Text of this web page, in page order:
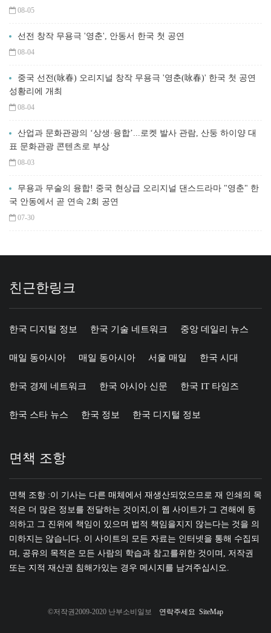
08-05
선전 창작 무용극 '영춘', 안동서 한국 첫 공연
08-04
중국 선전(咏春) 오리지널 창작 무용극 '영춘(咏春)' 한국 첫 공연
성황리에 개최
08-04
산업과 문화관광의 ‘상생·융합’...로켓 발사 관람, 산둥 하이양 대
표 문화관광 콘텐츠로 부상
08-03
무용과 무술의 융합! 중국 현상급 오리지널 댄스드라마 "영춘" 한
국 안동에서 곧 연속 2회 공연
07-30
친근한링크
한국 디지털 정보 한국 기술 네트워크 중앙 데일리 뉴스
매일 동아시아 매일 동아시아 서울 매일 한국 시대
한국 경제 네트워크 한국 아시아 신문 한국 IT 타임즈
한국 스타 뉴스 한국 정보 한국 디지털 정보
면책 조항
면책 조항 :이 기사는 다른 매체에서 재생산되었으므로 재 인쇄의 목
적은 더 많은 정보를 전달하는 것이지,이 웹 사이트가 그 견해에 동
의하고 그 진위에 책임이 있으며 법적 책임을지지 않는다는 것을 의
미하지는 않습니다. 이 사이트의 모든 자료는 인터넷을 통해 수집되
며, 공유의 목적은 모든 사람의 학습과 참고를위한 것이며, 저작권
또는 지적 재산권 침해가있는 경우 메시지를 남겨주십시오.
©저작권2009-2020 난부소비일보 연락주세요 SiteMap